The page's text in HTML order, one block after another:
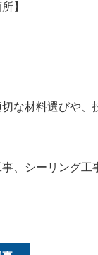
】
な材料選びや、
、シーリング